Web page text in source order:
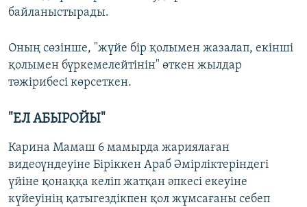
байланыстырады.
Оның сөзінше, "жүйе бір қолымен жазалап, екінші
қолымен бүркемелейтінін" өткен жылдар
тәжірибесі көрсеткен.
"ЕЛ АБЫРОЙЫ"
Карина Мамаш 6 мамырда жариялаған
видеоүндеуіне Біріккен Араб Әмірліктеріндегі
үйіне қонаққа келіп жатқан әпкесі екеуіне
күйеуінің қатыгездікпен қол жұмсағаны себеп